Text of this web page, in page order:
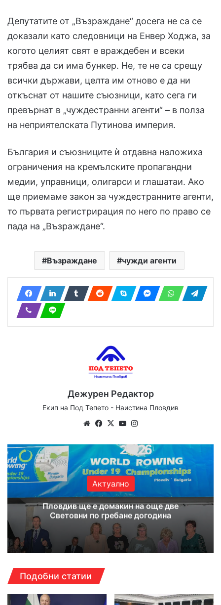
Депутатите от „Възраждане“ досега не са се
доказали като следовници на Енвер Ходжа, за
когото целият свят е враждебен и всеки
трябва да си има бункер. Не, те не са срещу
всички държави, целта им отново е да ни
откъснат от нашите съюзници, като сега ги
превърнат в „чуждестранни агенти“ – в полза
на неприятелската Путинова империя.
България и съюзниците ѝ отдавна наложиха
ограничения на кремълските пропагандни
медии, управници, олигарси и глашатаи. Ако
ще приемаме закон за чуждестранните агенти,
то първата регистрирация по него по право се
пада на „Възраждане“.
Възраждане чужди агенти
Дежурен Редактор
Екип на Под Тепето - Наистина Пловдив
WebsiteFacebook
X YouTube
Актуално
Пловдив ще е домакин на още две
Световни по гребане догодина
Подобни статии